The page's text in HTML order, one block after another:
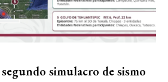
simulacro de sismo